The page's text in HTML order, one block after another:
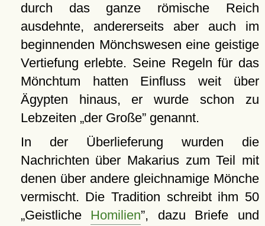
durch das ganze römische Reich
ausdehnte, andererseits aber auch im
beginnenden Mönchswesen eine geistige
Vertiefung erlebte. Seine Regeln für das
Mönchtum hatten Einfluss weit über
Ägypten hinaus, er wurde schon zu
Lebzeiten der Große genannt.
In der Überlieferung wurden die
Nachrichten über Makarius zum Teil mit
denen über andere gleichnamige Mönche
vermischt. Die Tradition schreibt ihm 50
Geistliche Homilien , dazu Briefe und